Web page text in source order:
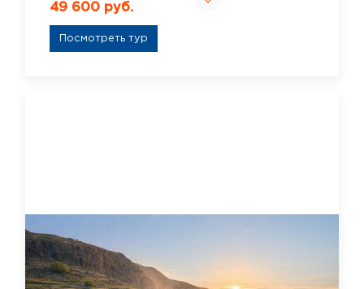
49 600 руб.
Посмотреть тур